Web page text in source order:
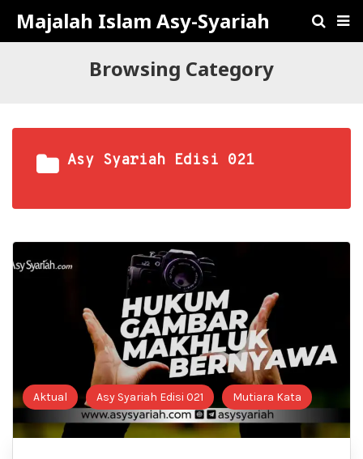
Majalah Islam Asy-Syariah
Browsing Category
Asy Syariah Edisi 021
Aktual Asy Syariah Edisi 021 Mutiara Kata